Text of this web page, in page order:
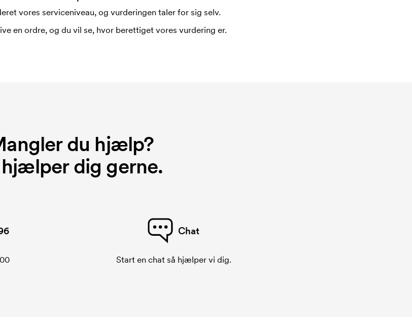
vores serviceniveau, og vurderingen taler for sig selv.
en ordre, og du vil se, hvor berettiget vores vurdering er.
du hjælp?
dig gerne.
Chat
Start en chat så hjælper vi dig.